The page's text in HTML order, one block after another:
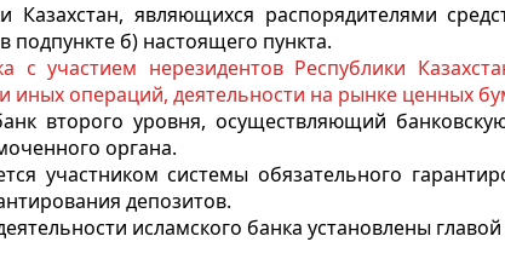
Казахстан, являющихся распорядителями
подпункте б) настоящего пункта.
с участием нерезидентов Республики
иных операций, деятельности на рынке ценных
второго уровня, осуществляющий
органа.
участником системы обязательного
депозитов.
исламского банка установлены